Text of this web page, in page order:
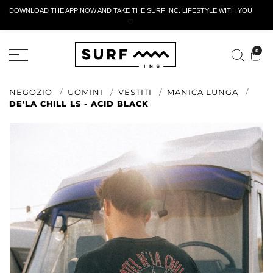
DOWNLOAD THE APP NOW AND TAKE THE SURF INC. LIFESTYLE WITH YOU
🤍
0
NEGOZIO UOMINI VESTITI
MANICA LUNGA
DE'LA CHILL LS - ACID BLACK
MODULO DI RESTITUZIONE ATTIVO